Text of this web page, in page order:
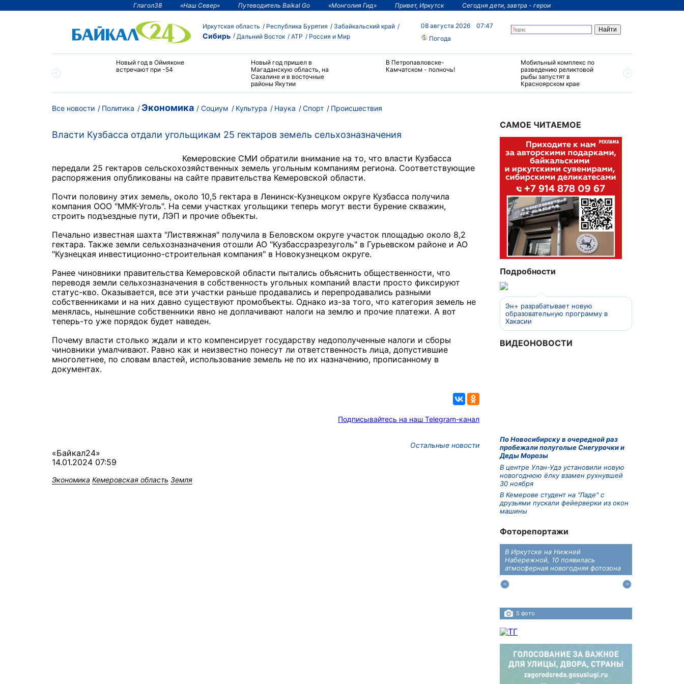
Глагол38 «Наш Север» Путеводитель Baikal Go «Монголия Гид» Привет, Иркутск Сегодня дети, завтра - герои
Иркутская область Республика Бурятия Забайкальский край
Сибирь Дальний Восток АТР Россия и Мир
08 августа 2026
07:47
Погода
Новый год в Оймяконе
встречают при -54
Новый год пришел в
Магаданскую область, на
Сахалине и в восточные
районы Якутии
В Петропавловске-
Камчатском - полночь!
Мобильный комплекс по
разведению реликтовой
рыбы запустят в
Красноярском крае
Все новости Политика Экономика Социум Культура Наука Спорт Происшествия
Власти Кузбасса отдали угольщикам 25 гектаров земель сельхозназначения
Кемеровские СМИ обратили внимание на то, что власти Кузбасса
передали 25 гектаров сельскохозяйственных земель угольным компаниям региона. Соответствующие
распоряжения опубликованы на сайте правительства Кемеровской области.
Почти половину этих земель, около 10,5 гектара в Ленинск-Кузнецком округе Кузбасса получила
компания ООО "ММК-Уголь". На семи участках угольщики теперь могут вести бурение скважин,
строить подъездные пути, ЛЭП и прочие объекты.
Печально известная шахта "Листвяжная" получила в Беловском округе участок площадью около 8,2
гектара. Также земли сельхозназначения отошли АО "Кузбассразрезуголь" в Гурьевском районе и АО
"Кузнецкая инвестиционно-строительная компания" в Новокузнецком округе.
Ранее чиновники правительства Кемеровской области пытались объяснить общественности, что
переводя земли сельхозназначения в собственность угольных компаний власти просто фиксируют
статус-кво. Оказывается, все эти участки раньше продавались и перепродавались разными
собственниками и на них давно существуют промобъекты. Однако из-за того, что категория земель не
менялась, нынешние собственники явно не доплачивают налоги на землю и прочие платежи. А вот
теперь-то уже порядок будет наведен.
Почему власти столько ждали и кто компенсирует государству недополученные налоги и сборы
чиновники умалчивают. Равно как и неизвестно понесут ли ответственность лица, допустившие
многолетнее, по словам властей, использование земель не по их назначению, прописанному в
документах.
Подписывайтесь на наш Telegram-канал
Остальные новости
«Байкал24»
14.01.2024 07:59
Экономика Кемеровская область Земля
САМОЕ ЧИТАЕМОЕ
Подробности
Эн+ разрабатывает новую
образовательную программу в
Хакасии
ВИДЕОНОВОСТИ
По Новосибирску в очередной раз
пробежали полуголые Снегурочки и
Деды Морозы
В центре Улан-Удэ установили новую
новогоднюю ёлку взамен рухнувшей
30 ноября
В Кемерове студент на "Ладе" с
друзьями пускали фейерверки из окон
машины
Фоторепортажи
В Иркутске на Нижней
Набережной, 10 появилась
атмосферная новогодняя фотозона
5 фото